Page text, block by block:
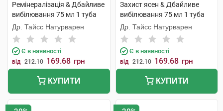
Ремінералізація & Дбайливе
вибілювання 75 мл 1 туба
Др. Тайсс Натурварен
Є в наявності
від 212.10 169.68 грн
КУПИТИ
Захист ясен & Дбайливе
вибілювання 75 мл 1 туба
Др. Тайсс Натурварен
Є в наявності
від 212.10 169.68 грн
КУПИТИ